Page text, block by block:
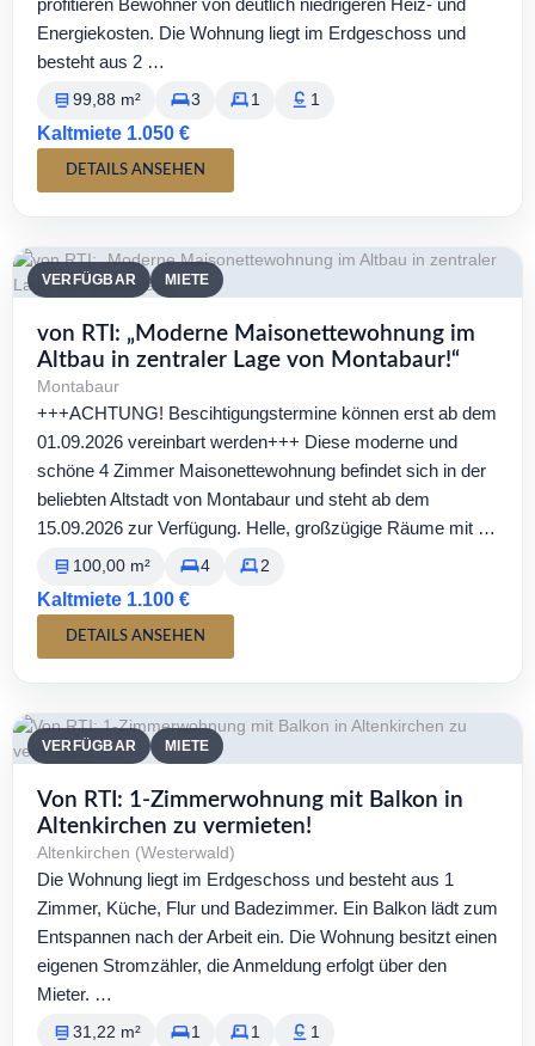
profitieren Bewohner von deutlich niedrigeren Heiz- und
Energiekosten. Die Wohnung liegt im Erdgeschoss und
besteht aus 2 …
99,88 m² 3 1 1
Kaltmiete 1.050 €
DETAILS ANSEHEN
VERFÜGBAR MIETE
von RTI: „Moderne Maisonettewohnung im
Altbau in zentraler Lage von Montabaur!“
Montabaur
+++ACHTUNG! Bescihtigungstermine können erst ab dem
01.09.2026 vereinbart werden+++ Diese moderne und
schöne 4 Zimmer Maisonettewohnung befindet sich in der
beliebten Altstadt von Montabaur und steht ab dem
15.09.2026 zur Verfügung. Helle, großzügige Räume mit …
100,00 m² 4 2
Kaltmiete 1.100 €
DETAILS ANSEHEN
VERFÜGBAR MIETE
Von RTI: 1-Zimmerwohnung mit Balkon in
Altenkirchen zu vermieten!
Altenkirchen (Westerwald)
Die Wohnung liegt im Erdgeschoss und besteht aus 1
Zimmer, Küche, Flur und Badezimmer. Ein Balkon lädt zum
Entspannen nach der Arbeit ein. Die Wohnung besitzt einen
eigenen Stromzähler, die Anmeldung erfolgt über den
Mieter. …
31,22 m² 1 1 1